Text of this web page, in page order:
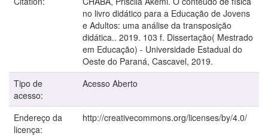
no livro didático para a Educação de Jovens
e Adultos: uma análise da transposição
didática.. 2019. 103 f. Dissertação( Mestrado
em Educação) - Universidade Estadual do
Oeste do Paraná, Cascavel, 2019.
Tipo de
acesso:
Acesso Aberto
Endereço da
licença:
http://creativecommons.org/licenses/by/4.0/